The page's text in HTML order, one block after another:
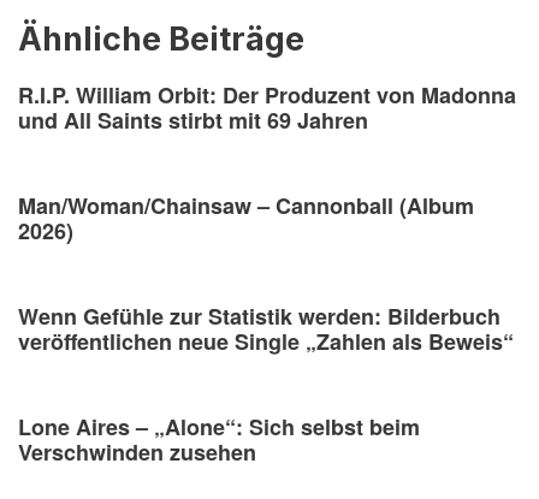
Ähnliche Beiträge
R.I.P. William Orbit: Der Produzent von Madonna
und All Saints stirbt mit 69 Jahren
Man/Woman/Chainsaw – Cannonball (Album
2026)
Wenn Gefühle zur Statistik werden: Bilderbuch
veröffentlichen neue Single „Zahlen als Beweis“
Lone Aires – „Alone“: Sich selbst beim
Verschwinden zusehen